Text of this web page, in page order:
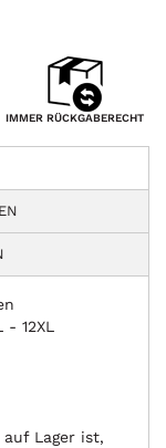
IMMER RÜCKGABERECHT
12XL
Lager ist,